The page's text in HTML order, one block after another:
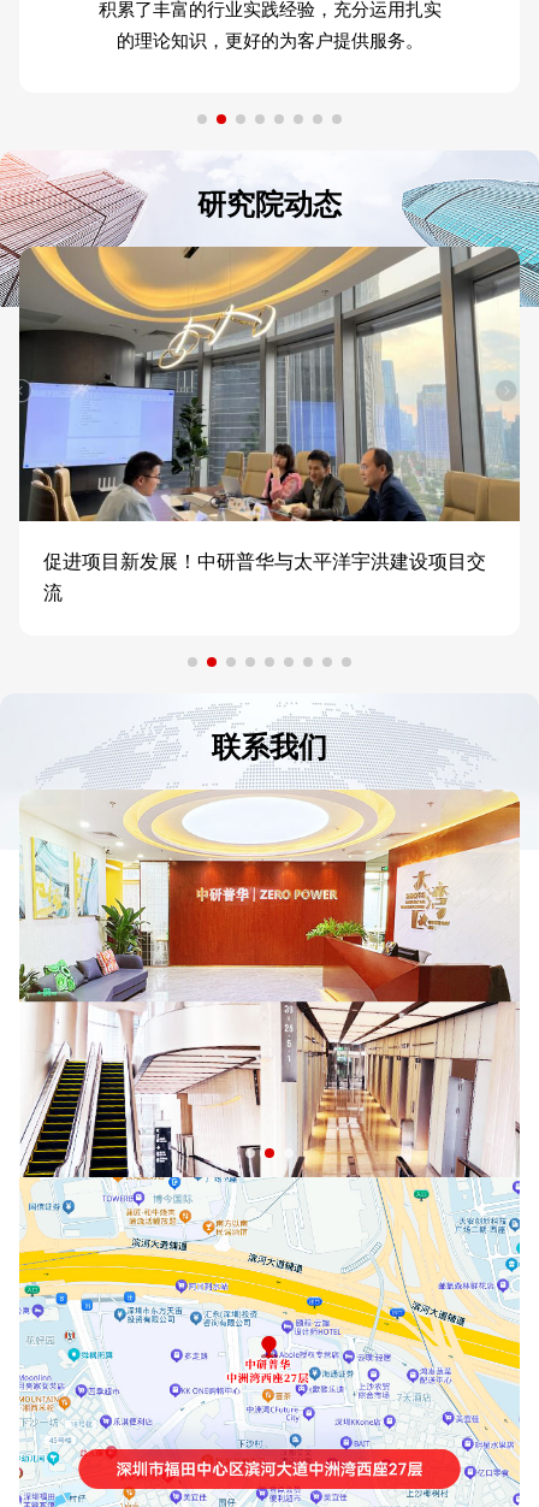
积累了丰富的行业实践经验，充分运用扎实
的理论知识，更好的为客户提供服务。
研究院动态
促进项目新发展！中研普华与太平洋宇洪建设项目交
流
联系我们